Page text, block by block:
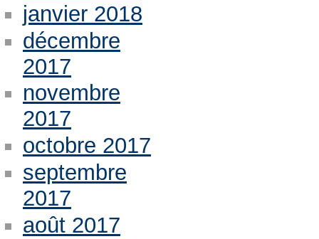
janvier 2018
décembre
2017
novembre
2017
octobre 2017
septembre
2017
août 2017